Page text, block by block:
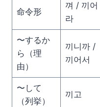
命令形
껴 / 끼어
라
〜するか
ら（理
由）
끼니까 /
끼어서
〜して
（列挙）
끼고